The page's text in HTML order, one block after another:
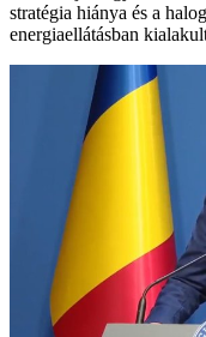
stratégia hiánya és a
energiaellátásban